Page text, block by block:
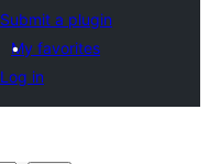
Submit a plugin
My favorites
Log in